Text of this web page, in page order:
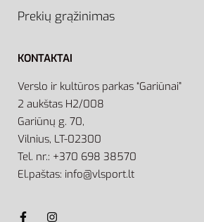
Prekių grąžinimas
KONTAKTAI
Verslo ir kultūros parkas “Gariūnai”
2 aukštas H2/008
Gariūnų g. 70,
Vilnius, LT-02300
Tel. nr.: +370 698 38570
El.paštas: info@vlsport.lt